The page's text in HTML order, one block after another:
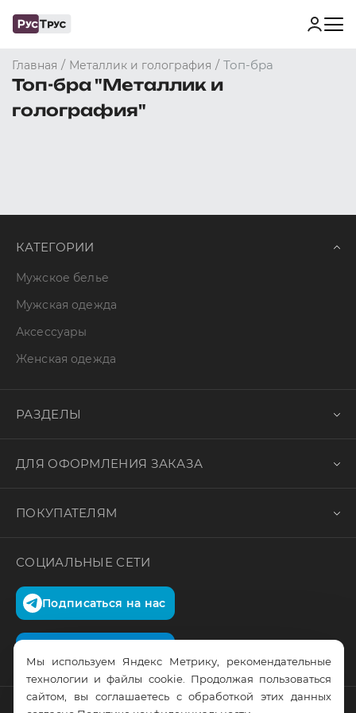
Главная / Металлик и голография / Топ-бра
Топ-бра "Металлик и
голография"
КАТЕГОРИИ
Мужское белье
Мужская одежда
Аксессуары
Женская одежда
РАЗДЕЛЫ
ДЛЯ ОФОРМЛЕНИЯ ЗАКАЗА
ПОКУПАТЕЛЯМ
СОЦИАЛЬНЫЕ СЕТИ
Подписаться на нас
Мы используем Яндекс Метрику, рекомендательные
технологии и файлы cookie. Продолжая пользоваться
сайтом, вы соглашаетесь с обработкой этих данных